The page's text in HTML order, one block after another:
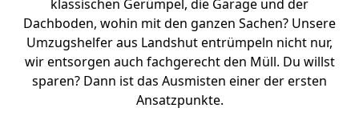
klassischen Gerümpel, die Garage und der
Dachboden, wohin mit den ganzen Sachen? Unsere
Umzugshelfer aus Landshut entrümpeln nicht nur,
wir entsorgen auch fachgerecht den Müll. Du willst
sparen? Dann ist das Ausmisten einer der ersten
Ansatzpunkte.